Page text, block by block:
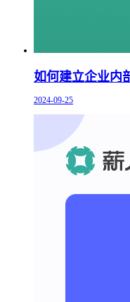
如何建立企业内
2024-09-25